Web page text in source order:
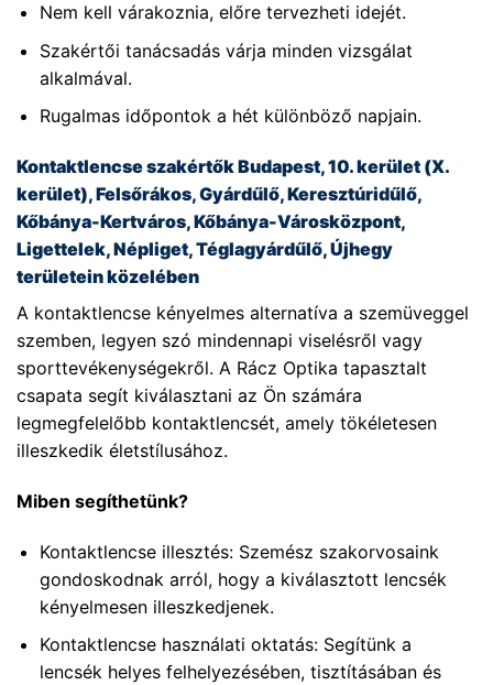
Nem kell várakoznia, előre tervezheti idejét.
Szakértői tanácsadás várja minden vizsgálat
alkalmával.
Rugalmas időpontok a hét különböző napjain.
Kontaktlencse szakértők Budapest, 10. kerület (X.
kerület), Felsőrákos, Gyárdűlő, Keresztúridűlő,
Kőbánya-Kertváros, Kőbánya-Városközpont,
Ligettelek, Népliget, Téglagyárdűlő, Újhegy
területein közelében
A kontaktlencse kényelmes alternatíva a szemüveggel
szemben, legyen szó mindennapi viselésről vagy
sporttevékenységekről. A Rácz Optika tapasztalt
csapata segít kiválasztani az Ön számára
legmegfelelőbb kontaktlencsét, amely tökéletesen
illeszkedik életstílusához.
Miben segíthetünk?
Kontaktlencse illesztés: Szemész szakorvosaink
gondoskodnak arról, hogy a kiválasztott lencsék
kényelmesen illeszkedjenek.
Kontaktlencse használati oktatás: Segítünk a
lencsék helyes felhelyezésében, tisztításában és